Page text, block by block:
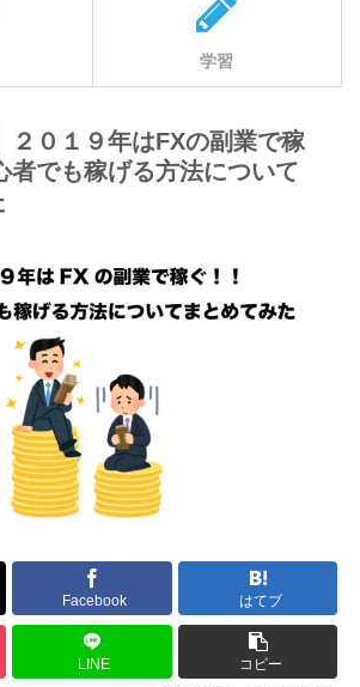
学習
２０１９年はFXの副業で稼
者でも稼げる方法について
Facebook はてブ
LINE コピー